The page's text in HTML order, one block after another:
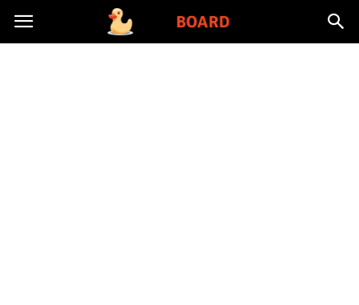
Toysboard.pl